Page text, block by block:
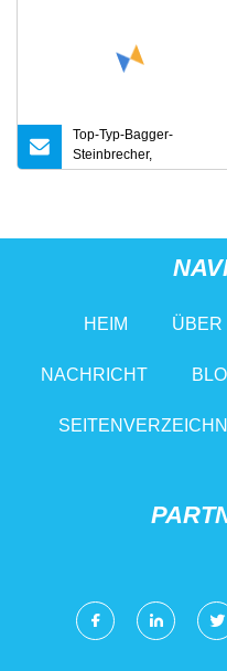
Top-Typ-Bagger-
Steinbrecher,
hydraulischer Brecher,
HEIM ÜBER
NACHRICHT